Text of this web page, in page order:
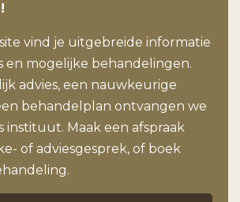
vind je uitgebreide informatie
en mogelijke behandelingen.
advies, een nauwkeurige
behandelplan ontvangen we
instituut. Maak een afspraak
of adviesgesprek, of boek